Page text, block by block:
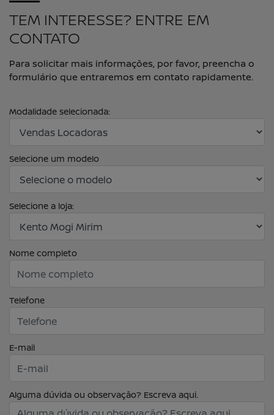
TEM INTERESSE? ENTRE EM
CONTATO
Para solicitar mais informações, por favor, preencha o
formulário que entraremos em contato rapidamente.
Modalidade selecionada:
Selecione um modelo
Selecione a loja:
Nome completo
Telefone
E-mail
Alguma dúvida ou observação? Escreva aqui.